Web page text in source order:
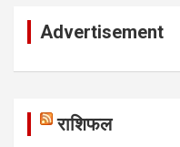
Advertisement
राशिफल